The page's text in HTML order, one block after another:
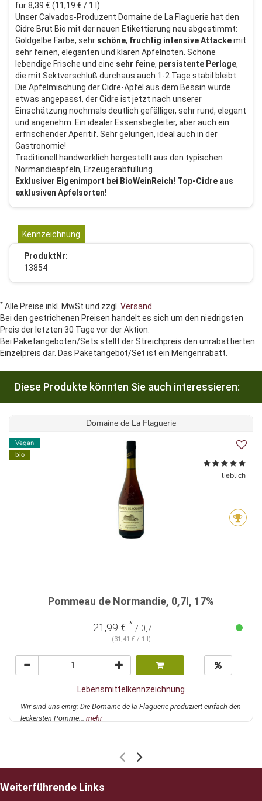
für 8,39 € (11,19 € / 1 l)
Unser Calvados-Produzent Domaine de La Flaguerie hat den
Cidre Brut Bio mit der neuen Etikettierung neu abgestimmt:
Goldgelbe Farbe, sehr schöne, fruchtig intensiveAttackemit
sehr feinen, eleganten und klaren Apfelnoten. Schöne
lebendige Frische und eine sehr feine, persistente Perlage,
die mit Sektverschluß durchaus auch 1-2 Tage stabil bleibt.
Die Apfelmischung der Cidre-Äpfel aus dem Bessin wurde
etwas angepasst, der Cidre ist jetzt nach unserer
Einschätzung nochmals deutlich gefälliger, sehr rund, elegant
und angenehm. Ein idealer Essensbegleiter, aber auch ein
erfrischender Aperitif. Sehr gelungen, ideal auch in der
Gastronomie!
Traditionell handwerklich hergestellt aus den typischen
Normandieäpfeln, Erzeugerabfüllung.
Exklusiver Eigenimport bei BioWeinReich! Top-Cidre aus
exklusiven Apfelsorten!
Kennzeichnung
ProduktNr:
13854
* Alle Preise inkl. MwSt und zzgl. Versand.
Bei den gestrichenen Preisen handelt es sich um den niedrigsten
Preis der letzten 30 Tage vor der Aktion.
Bei Paketangeboten/Sets stellt der Streichpreis den unrabattierten
Einzelpreis dar. Das Paketangebot/Set ist ein Mengenrabatt.
Diese Produkte könnten Sie auch interessieren:
Domaine de La Flaguerie
Vegan
bio
lieblich
Pommeau de Normandie, 0,7l, 17%
21,99 € * / 0,7l
(31,41 € / 1 l)
Lebensmittelkennzeichnung
Wir sind uns einig: Die Domaine de la Flaguerie produziert einfach den
leckersten Pomme... mehr
Weiterführende Links